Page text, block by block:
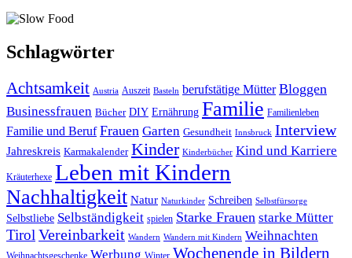
Schlagwörter
Achtsamkeit Austria Auszeit Basteln berufstätige Mütter Bloggen
Businessfrauen Bücher DIY Ernährung Familie Familienleben
Familie und Beruf Frauen Garten Gesundheit Innsbruck Interview
Jahreskreis Karmakalender Kinder Kinderbücher Kind und Karriere
Kräuterhexe Leben mit Kindern
Nachhaltigkeit Natur Naturkinder Schreiben Selbstfürsorge
Selbstliebe Selbständigkeit spielen Starke Frauen starke Mütter
TirolVereinbarkeit Wandern Wandern mit Kindern Weihnachten
Werbung Wochenende in Bildern